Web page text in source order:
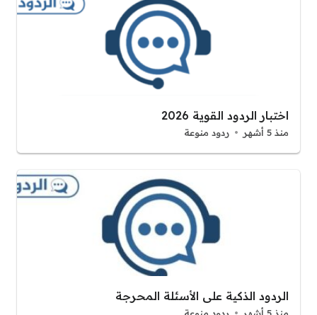
اختبار الردود القوية 2026
منذ 5 أشهر ردود منوعة
الردود الذكية على الأسئلة المحرجة
منذ 5 أشهر ردود منوعة